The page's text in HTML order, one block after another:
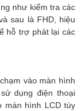
như kiểm tra các
sau là FHD, hiệu
hỗ trợ phát lại các
vào màn hình
dụng điện thoại
màn hình LCD tùy